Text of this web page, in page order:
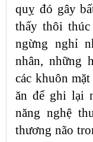
quỵ đó gây
thấy thôi
ngừng nghỉ
nhân, những
các khuôn
ăn để ghi lại
năng nghệ
thương não